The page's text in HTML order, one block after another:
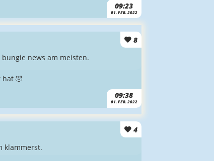
09:23
01. FEB. 2022
8
09:38
01. FEB. 2022
news am meisten.
🤣
4
klammerst.